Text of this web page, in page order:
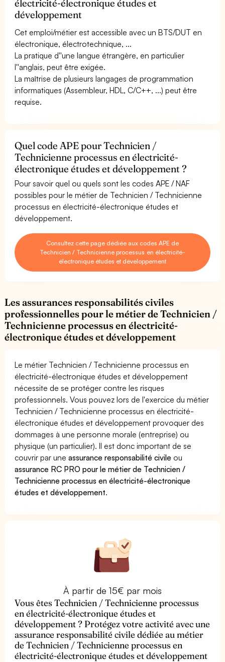
électricité-électronique études et
développement
Cet emploi/métier est accessible avec un BTS/DUT en
électronique, électrotechnique, ...
La pratique d''une langue étrangère, en particulier
l''anglais, peut être exigée.
La maîtrise de plusieurs langages de programmation
informatiques (Assembleur, HDL, C/C++, ...) peut être
requise.
Quel code APE pour Technicien /
Technicienne processus en électricité-
électronique études et développement ?
Pour savoir quel ou quels sont les codes APE / NAF
possibles pour le métier de Technicien / Technicienne
processus en électricité-électronique études et
développement.
Consultez cette page dédiée aux codes APE de
Technicien / Technicienne processus en électricité-
électronique études et développement
Les assurances responsabilités civiles
professionnelles pour le métier de Technicien /
Technicienne processus en électricité-
électronique études et développement
Le métier Technicien / Technicienne processus en
électricité-électronique études et développement
nécessite de se protéger contre les risques
professionnels. Vous pouvez lors de l'exercice du métier
Technicien / Technicienne processus en électricité-
électronique études et développement provoquer des
dommages à une personne morale (entreprise) ou
physique (un particulier). Il est donc important de se
couvrir par uneassurance responsabilité civile ou
assurance RC PRO pour le métier de Technicien /
Technicienne processus en électricité-électronique
études et développement.
À partir de 15€ par mois
Vous êtes Technicien / Technicienne processus
en électricité-électronique études et
développement ? Protégez votre activité avec une
assurance responsabilité civile dédiée au métier
de Technicien / Technicienne processus en
électricité-électronique études et développement